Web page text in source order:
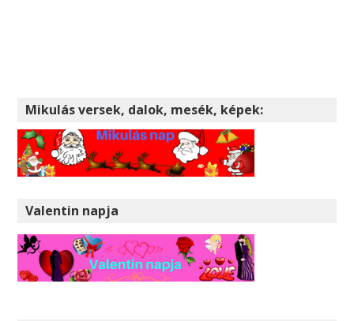
Mikulás versek, dalok, mesék, képek:
Valentin napja